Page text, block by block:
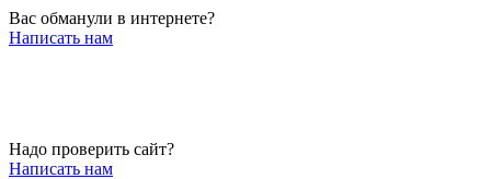
Вас обманули в интернете?
Написать нам
Надо проверить сайт?
Написать нам